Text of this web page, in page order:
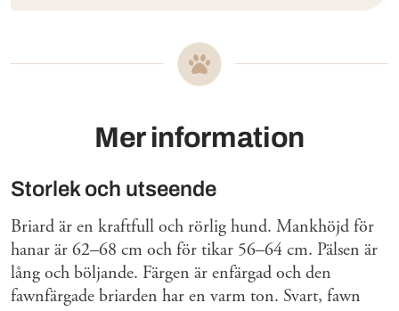
Mer information
Storlek och utseende
Briard är en kraftfull och rörlig hund. Mankhöjd för
hanar är 62–68 cm och för tikar 56–64 cm. Pälsen är
lång och böljande. Färgen är enfärgad och den
fawnfärgade briarden har en varm ton. Svart, fawn